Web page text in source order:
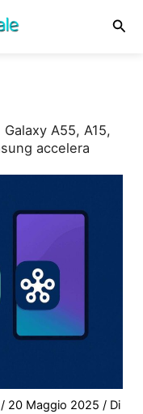
Galaxy A55, A15,
accelera
/ 20 Maggio 2025/ Di